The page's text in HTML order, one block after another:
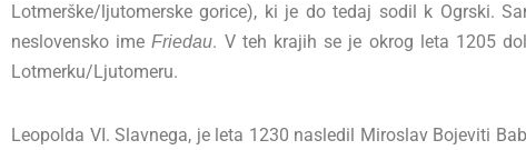
Lotmerške/ljutomerske gorice), ki je do tedaj sodil k Ogrski.
neslovensko imeFriedau. V teh krajih se je okrog leta 1205
Lotmerku/Ljutomeru.
Leopolda VI. Slavnega, je leta 1230 nasledil Miroslav Bojeviti